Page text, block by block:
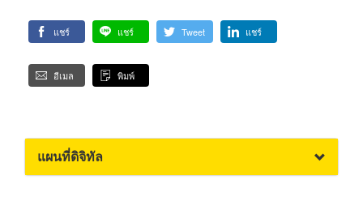
แชร์ แชร์ Tweet แชร์
อีเมล พิมพ์
แผนที่ดิจิทัล